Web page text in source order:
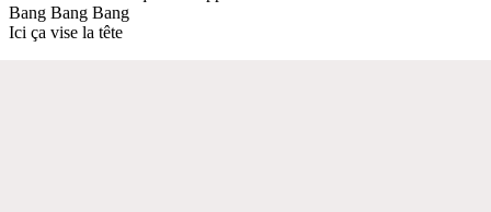
Bang Bang Bang
Ici ça vise la tête